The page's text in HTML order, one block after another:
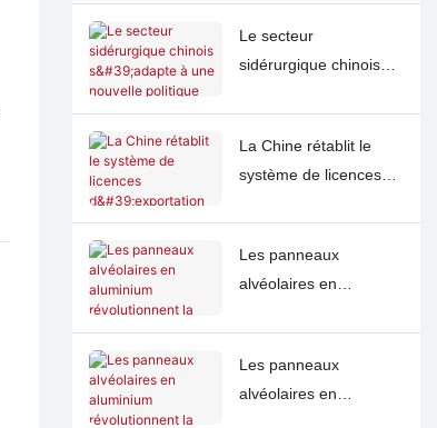
coopération
internationale dans un
marchés mondiaux
Le secteur
sidérurgique chinois
un contexte de
modernisation axée
écologique.
La Chine rétablit le
système de licences
contraignant l'industrie
à privilégier la valeur
Les panneaux
alvéolaires en
fabrication légère dans
les industries
Les panneaux
alvéolaires en